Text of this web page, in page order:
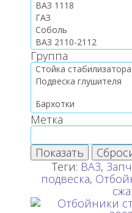
Группа
Метка
Показать
Теги: ВАЗ,
подвеска,